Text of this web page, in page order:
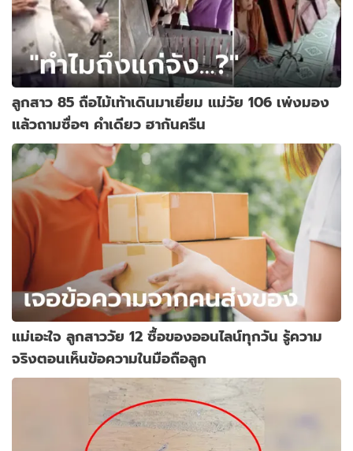
ลูกสาว 85 ถือไม้เท้าเดินมาเยี่ยม แม่วัย 106 เพ่งมอง
แล้วถามซื่อๆ คำเดียว ฮากันครืน
แม่เอะใจ ลูกสาววัย 12 ซื้อของออนไลน์ทุกวัน รู้ความ
จริงตอนเห็นข้อความในมือถือลูก